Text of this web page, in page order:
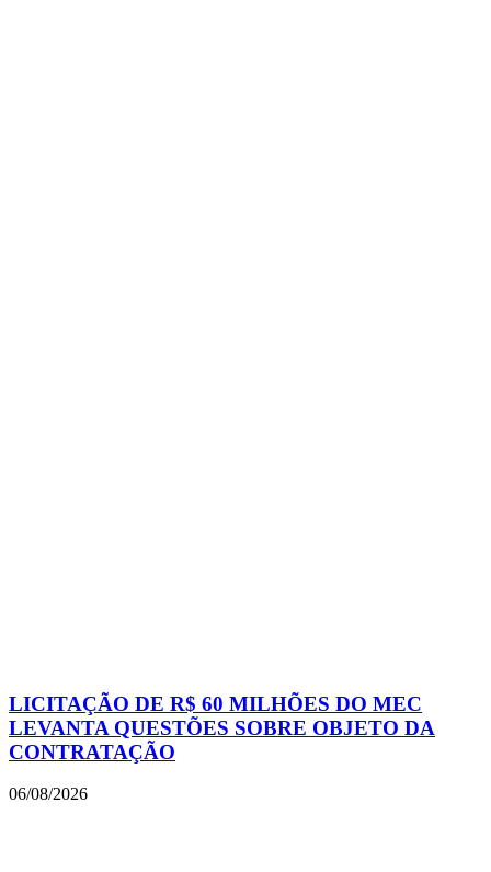
LICITAÇÃO DE R$ 60 MILHÕES DO MEC
LEVANTA QUESTÕES SOBRE OBJETO DA
CONTRATAÇÃO
06/08/2026